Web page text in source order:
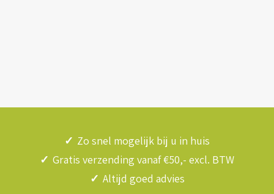
✓ Zo snel mogelijk bij u in huis
✓ Gratis verzending vanaf €50,- excl. BTW
✓ Altijd goed advies